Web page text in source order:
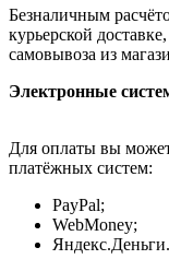
Безналичным
курьерской
самовывоза из
Электронные
Для оплаты вы
платёжных систем:
PayPal;
WebMoney;
Яндекс.Деньги.